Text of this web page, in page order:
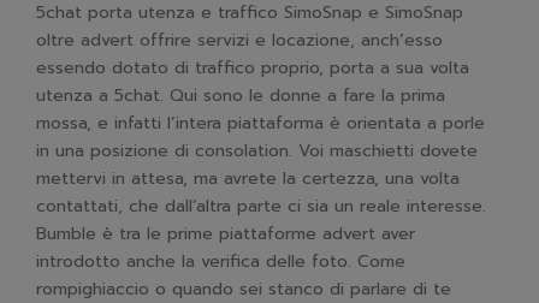
5chat porta utenza e traffico SimoSnap e SimoSnap
oltre advert offrire servizi e locazione, anch’esso
essendo dotato di traffico proprio, porta a sua volta
utenza a 5chat. Qui sono le donne a fare la prima
mossa, e infatti l’intera piattaforma è orientata a porle
in una posizione di consolation. Voi maschietti dovete
mettervi in attesa, ma avrete la certezza, una volta
contattati, che dall’altra parte ci sia un reale interesse.
Bumble è tra le prime piattaforme advert aver
introdotto anche la verifica delle foto. Come
rompighiaccio o quando sei stanco di parlare di te